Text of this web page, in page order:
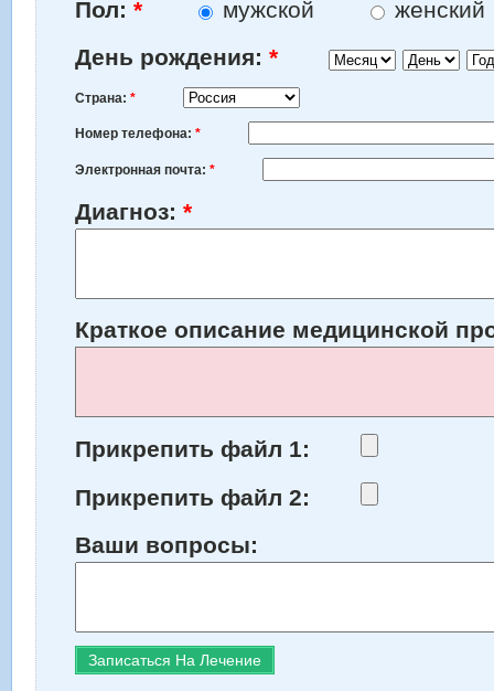
Пол: * мужской
женский
День рождения: * Месяц День Год
Страна: *
Номер телефона: *
Электронная почта: *
Диагноз: *
Краткое описание медицинской
Прикрепить файл 1:
Прикрепить файл 2:
Ваши вопросы: